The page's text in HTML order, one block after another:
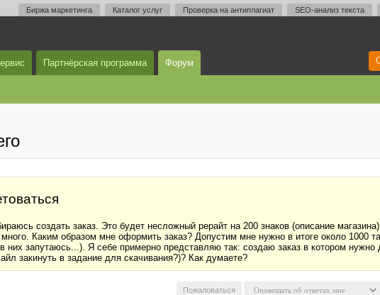
Биржа маркетинга Каталог услуг Проверка на антиплагиат SEO-анализ текста
Партнёрская программа Форум
создать заказ. Это будет несложный рерайт на 200 знаков (описание
Каким образом мне оформить заказ? Допустим мне нужно в итоге около 1000
них запутаюсь...). Я себе примерно представляю так: создаю заказ в котором нужно
закинуть в задание для скачивания?)? Как думаете?
Пожаловаться